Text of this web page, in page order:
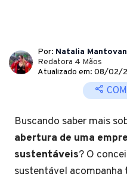
Por: Natalia
Redatora 4 Mãos
Atualizado em: 08/02/
Buscando saber mais
abertura de uma
sustentáveis? O